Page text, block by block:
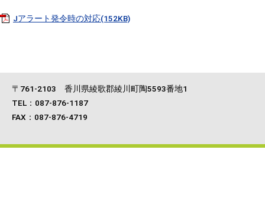
Jアラート発令時の対応(152KB)
〒761‐2103 香川県綾歌郡綾川町陶5593番地1
TEL：087-876-1187
FAX：087-876-4719